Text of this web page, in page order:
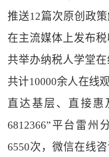
推送12篇次原创政策
在主流媒体上发布
共举办纳税人学堂
共计10000余人在线
直达基层、直接惠
6812366”平台雷州
6550次，微信在线咨